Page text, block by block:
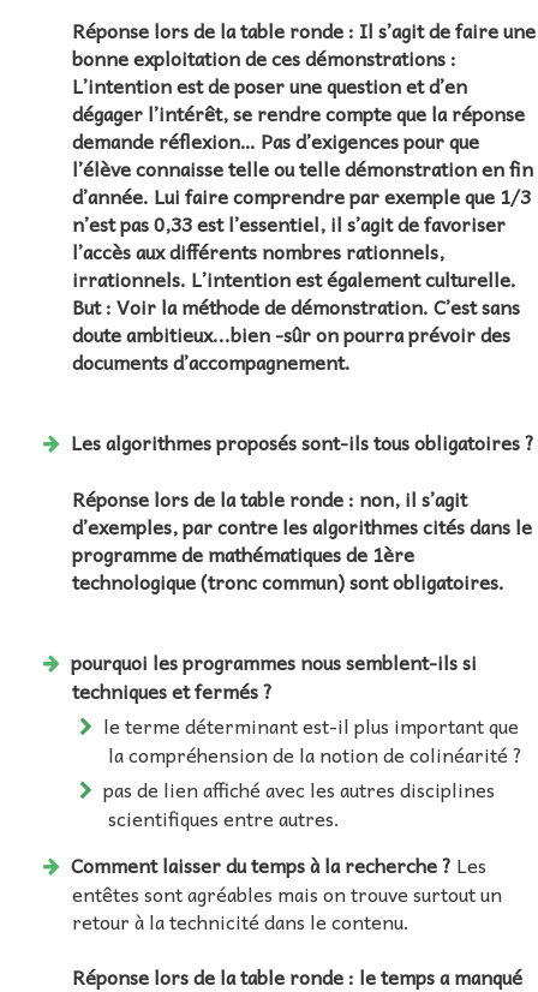
Réponse lors de la table ronde : Il s’agit de faire une
bonne exploitation de ces démonstrations :
L’intention est de poser une question et d’en
dégager l’intérêt, se rendre compte que la réponse
demande réflexion… Pas d’exigences pour que
l’élève connaisse telle ou telle démonstration en fin
d’année. Lui faire comprendre par exemple que 1/3
n’est pas 0,33 est l’essentiel, il s’agit de favoriser
l’accès aux différents nombres rationnels,
irrationnels. L’intention est également culturelle.
But : Voir la méthode de démonstration. C’est sans
doute ambitieux...bien -sûr on pourra prévoir des
documents d’accompagnement.
Les algorithmes proposés sont-ils tous obligatoires ?
Réponse lors de la table ronde : non, il s’agit
d’exemples, par contre les algorithmes cités dans le
programme de mathématiques de 1ère
technologique (tronc commun) sont obligatoires.
pourquoi les programmes nous semblent-ils si
techniques et fermés ?
le terme déterminant est-il plus important que
la compréhension de la notion de colinéarité ?
pas de lien affiché avec les autres disciplines
scientifiques entre autres.
Comment laisser du temps à la recherche ? Les
entêtes sont agréables mais on trouve surtout un
retour à la technicité dans le contenu.
Réponse lors de la table ronde : le temps a manqué